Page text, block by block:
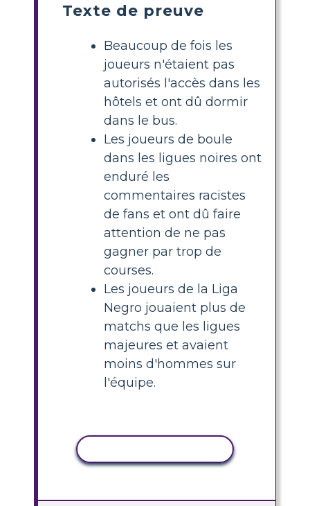
Texte de preuve
Beaucoup de fois les
joueurs n'étaient pas
autorisés l'accès dans les
hôtels et ont dû dormir
dans le bus.
Les joueurs de boule
dans les ligues noires ont
enduré les
commentaires racistes
de fans et ont dû faire
attention de ne pas
gagner par trop de
courses.
Les joueurs de la Liga
Negro jouaient plus de
matchs que les ligues
majeures et avaient
moins d'hommes sur
l'équipe.